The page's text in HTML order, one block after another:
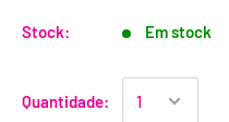
Stock: Em stock
Quantidade: